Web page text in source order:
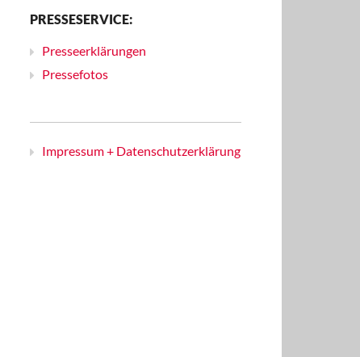
PRESSESERVICE:
Presseerklärungen
Pressefotos
Impressum + Datenschutzerklärung